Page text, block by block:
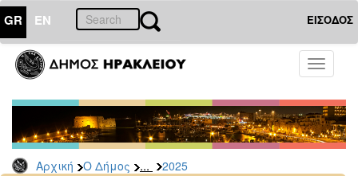
GR EN ΕΙΣΟΔΟΣ
Toggle
Αρχική Ο Δήμος ... 2025
ΔΗΜΟΣ
Δελτία
Τύπου
Αρχείο
2026